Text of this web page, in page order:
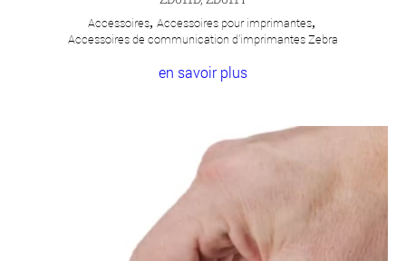
Accessoires, Accessoires pour imprimantes,
Accessoires de communication d'imprimantes Zebra
en savoir plus